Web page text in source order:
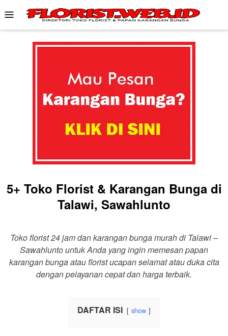
to
content
Mobile
Menu
5+ Toko Florist & Karangan Bunga di
Talawi, Sawahlunto
Toko florist 24 jam dan karangan bunga murah di Talawi –
Sawahlunto untuk Anda yang ingin memesan papan
karangan bunga atau florist ucapan selamat atau duka cita
dengan pelayanan cepat dan harga terbaik.
DAFTAR ISI show